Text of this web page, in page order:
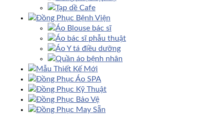
Tạp dề Cafe
Đồng Phục Bệnh Viện
Áo Blouse bác sĩ
Áo bác sĩ phẫu thuật
Áo Y tá điều dưỡng
Quần áo bệnh nhân
Mẫu Thiết Kế Mới
Đồng Phục Áo SPA
Đồng Phục Kỹ Thuật
Đồng Phục Bảo Vệ
Đồng Phục May Sẵn